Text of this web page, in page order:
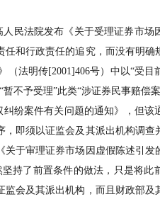
民法院发布《关于受理证券市场
和行政责任的追究，而没有明确
法明传[2001]406号）中以“受目
不予受理”此类“涉证券民事赔偿
纷案件有关问题的通知》，但该
即须以证监会及其派出机构调查
于审理证券市场因虚假陈述引发
持了前置条件的做法，只是将此
会及其派出机构，而且财政部及